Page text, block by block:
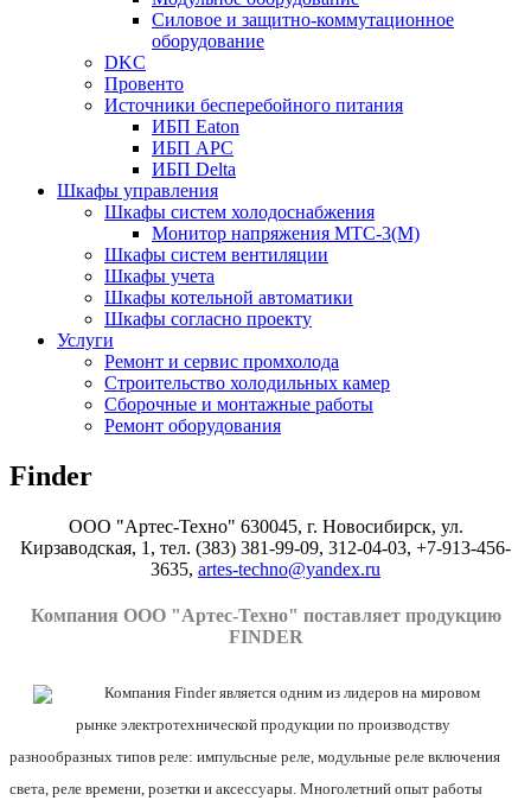
Силовое и защитно-коммутационное
оборудование
DKC
Провенто
Источники бесперебойного питания
ИБП Eaton
ИБП APC
ИБП Delta
Шкафы управления
Шкафы систем холодоснабжения
Монитор напряжения МТС-3(М)
Шкафы систем вентиляции
Шкафы учета
Шкафы котельной автоматики
Шкафы согласно проекту
Услуги
Ремонт и сервис промхолода
Строительство холодильных камер
Сборочные и монтажные работы
Ремонт оборудования
Finder
ООО "Артес-Техно" 630045, г. Новосибирск, ул.
Кирзаводская, 1, тел. (383) 381-99-09, 312-04-03, +7-913-456-
3635, artes-techno@yandex.ru
Компания ООО "Артес-Техно" поставляет продукцию
FINDER
Компания Finder является одним из лидеров на мировом
рынке электротехнической продукции по производству
разнообразных типов реле: импульсные реле, модульные реле включения
света, реле времени, розетки и аксессуары. Многолетний опыт работы